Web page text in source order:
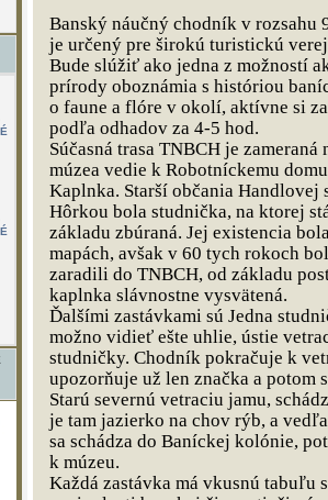
Banský náučný chodník v rozsahu
je určený pre širokú turistickú
Bude slúžiť ako jedna z možností
prírody oboznámia s históriou
o faune a flóre v okolí, aktívne si
podľa odhadov za 4-5 hod.
Súčasná trasa TNBCH je
múzea vedie k Robotníckemu
Kaplnka. Starší občania Handlovej
Hôrkou bola studnička, na ktorej
základu zbúraná. Jej existencia
mapách, avšak v 60 tych rokoch
zaradili do TNBCH, od základu
kaplnka slávnostne vysvätená.
Ďalšími zastávkami sú Jedna
možno vidieť ešte uhlie, ústie
studničky. Chodník pokračuje k
upozorňuje už len značka a potom
Starú severnú vetraciu jamu,
je tam jazierko na chov rýb, a
sa schádza do Baníckej kolónie,
k múzeu.
Každá zastávka má vkusnú